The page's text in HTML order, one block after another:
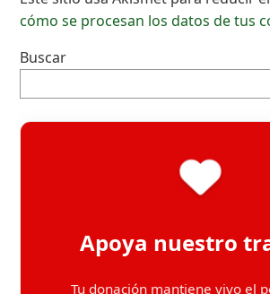
cómo se procesan los datos de tus
Buscar
Apoya nuestro
Tu donación mantiene vivo el